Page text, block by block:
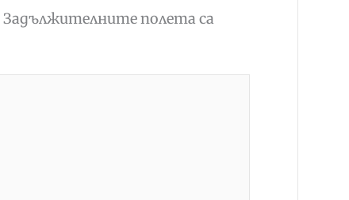
Задължителните полета са